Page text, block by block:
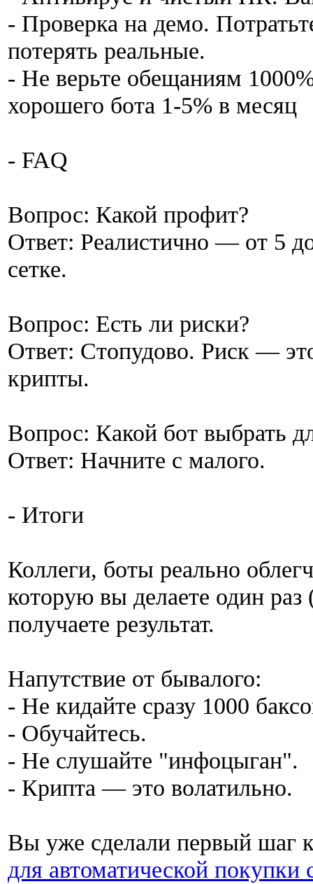
- Проверка на демо.
потерять реальные.
- Не верьте обещаниям
хорошего бота 1-5% в месяц
- FAQ
Вопрос: Какой профит?
Ответ: Реалистично — от 5
сетке.
Вопрос: Есть ли риски?
Ответ: Стопудово. Риск —
крипты.
Вопрос: Какой бот выбрать
Ответ: Начните с малого.
- Итоги
Коллеги, боты реально
которую вы делаете один раз
получаете результат.
Напутствие от бывалого:
- Не кидайте сразу 1000
- Обучайтесь.
- Не слушайте "инфоцыган".
- Крипта — это волатильно.
Вы уже сделали первый шаг
для автоматической покупки